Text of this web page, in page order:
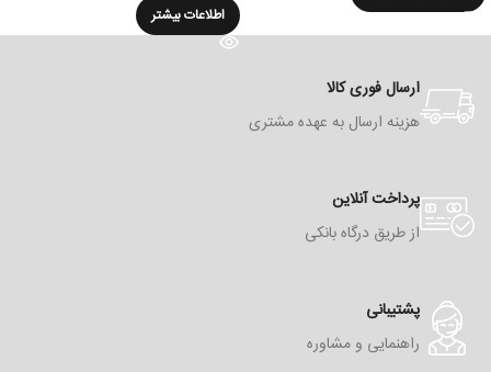
اطلاعات بیشتر
ارسال فوری کالا
هزینه ارسال به عهده مشتری
پرداخت آنلاین
از طریق درگاه بانکی
پشتیبانی
راهنمایی و مشاوره